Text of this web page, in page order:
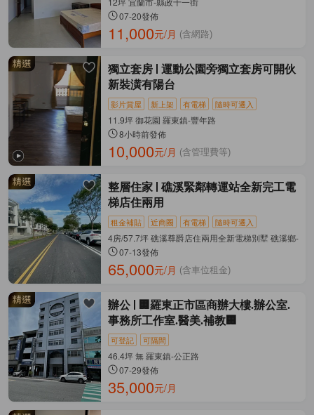
07-20發佈
11,000元/月 (含網路)
獨立套房
運動公園旁獨立套房可開伙
新裝潢有陽台
影片賞屋 新上架 有電梯 隨時可遷入
11.9坪 御花園 羅東鎮-豐年路
8小時前發佈
10,000元/月 (含管理費等)
整層住家
礁溪緊鄰轉運站全新完工電
梯店住兩用
租金補貼 近商圈 有電梯 隨時可遷入
4房/57.7坪 礁溪尊爵店住兩用全新電梯別墅 礁溪鄉-公
07-13發佈
65,000元/月 (含車位租金)
辦公
🏢羅東正市區商辦大樓.辦公室.
事務所工作室.醫美.補教🏢
可登記 可隔間
46.4坪 無 羅東鎮-公正路
07-29發佈
35,000元/月